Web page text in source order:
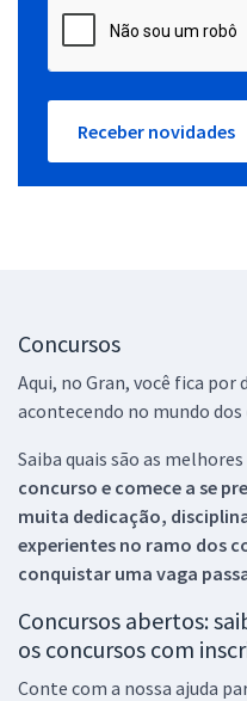
Receber novidades
Concursos
Aqui, no Gran, você fica por
acontecendo no mundo dos
Saiba quais são as
concurso e comece a se
muita dedicação,
experientes no ramo dos
conquistar uma vaga
Concursos abertos:
os concursos com
Conte com a nossa ajuda